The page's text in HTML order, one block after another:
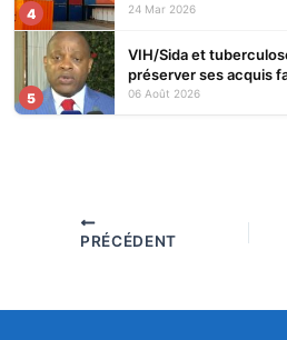
4 24 Mar 2026
5
VIH/Sida et
préserver ses acquis
financements
06 Août 2026
PRÉCÉDENT